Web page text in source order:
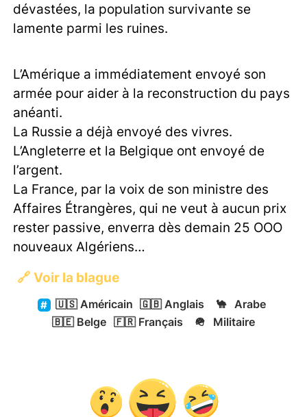
dévastées, la population survivante se
lamente parmi les ruines.
L’Amérique a immédiatement envoyé son
armée pour aider à la reconstruction du pays
anéanti.
La Russie a déjà envoyé des vivres.
L’Angleterre et la Belgique ont envoyé de
l’argent.
La France, par la voix de son ministre des
Affaires Étrangères, qui ne veut à aucun prix
rester passive, enverra dès demain 25 OOO
nouveaux Algériens…
🔗 Voir la blague
🇺🇸Américain 🇬🇧Anglais 🐪 Arabe
🇧🇪 Belge 🇫🇷Français 🪖 Militaire